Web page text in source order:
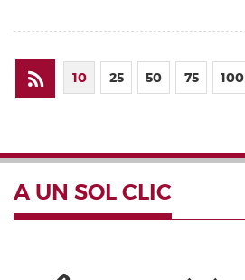
10 25 50 75 100
A UN SOL CLIC